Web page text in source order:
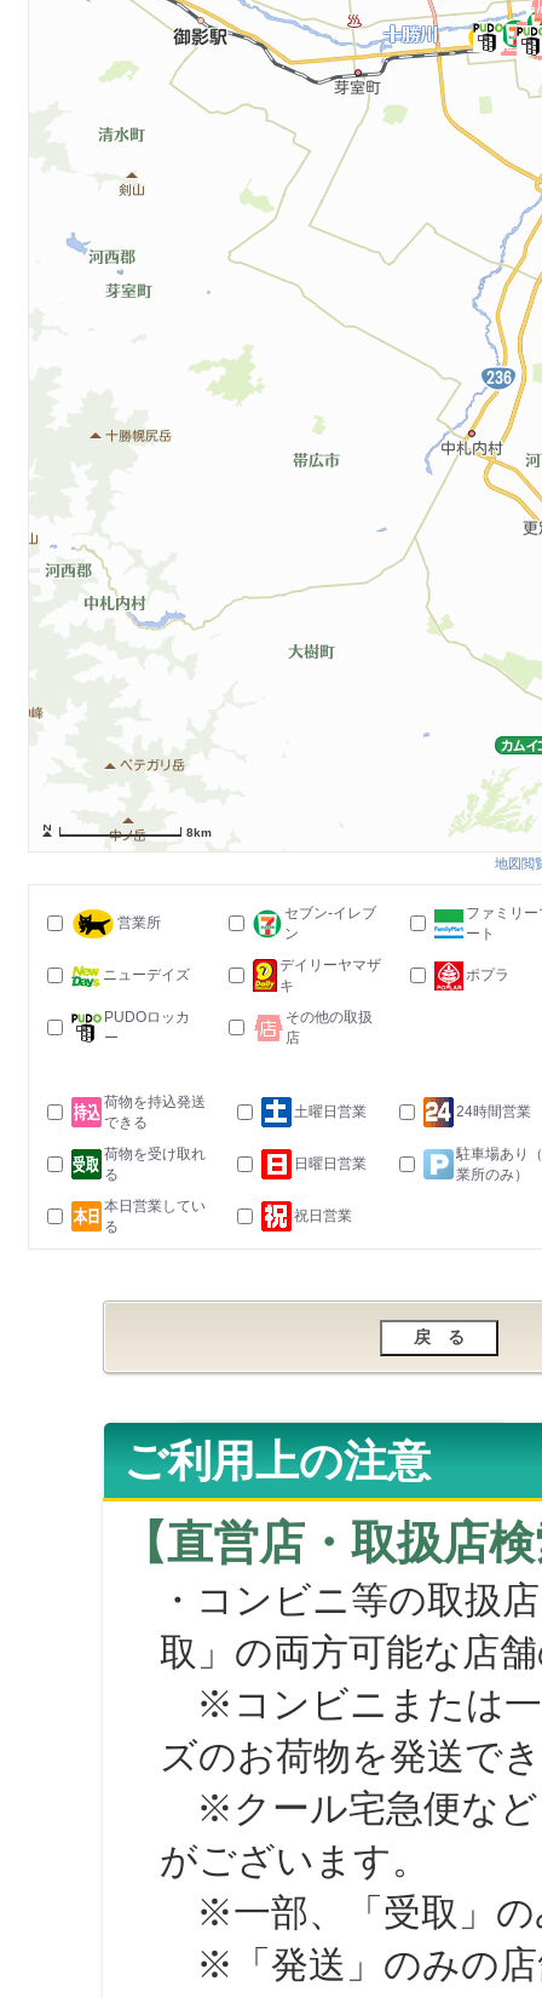
8km
地図閲
営業所
セブン-イレブ
ン
ファミリー
ート
ニューデイズ
デイリーヤマザ
キ
ポプラ
PUDOロッカ
ー
その他の取扱
店
荷物を持込発送
できる
土曜日営業 24時間営業
荷物を受け取れ
る
日曜日営業
駐車場あり
業所のみ）
本日営業してい
る
祝日営業
ご利用上の注意
【直営店・取扱店
・コンビニ等の取扱
取」の両方可能な店
※コンビニまたは一
ズのお荷物を発送で
※クール宅急便など
がございます。
※一部、「受取」の
※「発送」のみの店